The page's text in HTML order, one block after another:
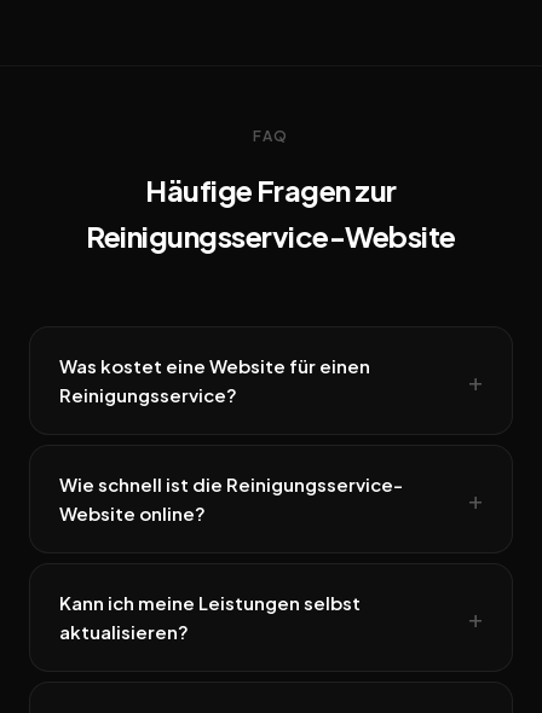
FAQ
Häufige Fragen zur
Reinigungsservice-Website
Was kostet eine Website für einen
Reinigungsservice?
Wie schnell ist die Reinigungsservice-
Website online?
Kann ich meine Leistungen selbst
aktualisieren?